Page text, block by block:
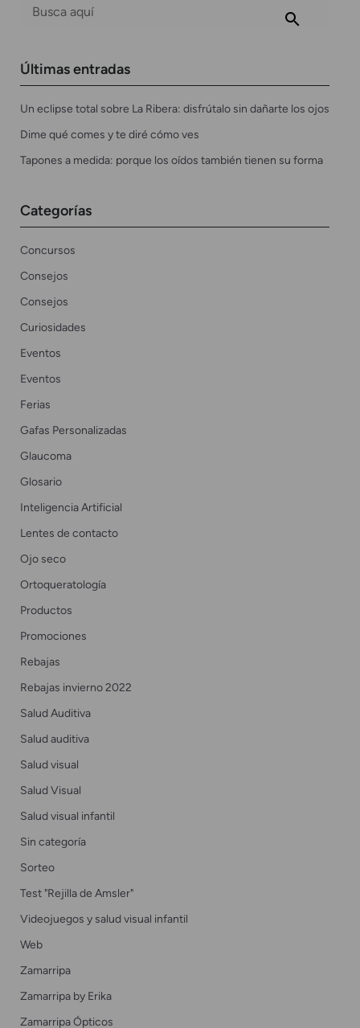
Últimas entradas
Un eclipse total sobre La Ribera: disfrútalo sin dañarte los ojos
Dime qué comes y te diré cómo ves
Tapones a medida: porque los oídos también tienen su forma
Categorías
Concursos
Consejos
Consejos
Curiosidades
Eventos
Eventos
Ferias
Gafas Personalizadas
Glaucoma
Glosario
Inteligencia Artificial
Lentes de contacto
Ojo seco
Ortoqueratología
Productos
Promociones
Rebajas
Rebajas invierno 2022
Salud Auditiva
Salud auditiva
Salud visual
Salud Visual
Salud visual infantil
Sin categoría
Sorteo
Test "Rejilla de Amsler"
Videojuegos y salud visual infantil
Web
Zamarripa
Zamarripa by Erika
Zamarripa Ópticos